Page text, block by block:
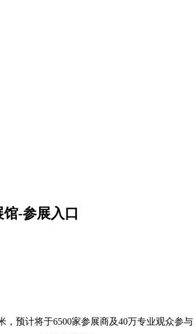
-参展入口
预计将于6500家参展商及40万专业观众参